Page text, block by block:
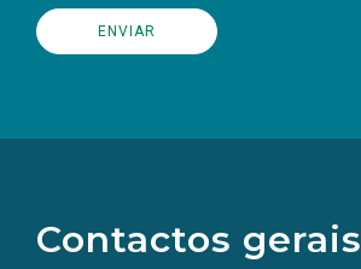
Contactos gerais
redes
sociais